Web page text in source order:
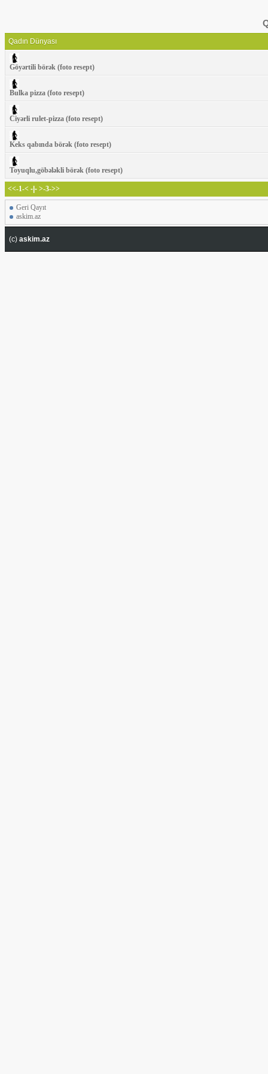
Qadın Dünyası
Göyərtili börək (foto resept)
Bulka pizza (foto resept)
Ciyərli rulet-pizza (foto resept)
Keks qabında börək (foto resept)
Toyuqlu,göbələkli börək (foto resept)
<<-1-< -|- >-3->>
Geri Qayıt
askim.az
(c) askim.az